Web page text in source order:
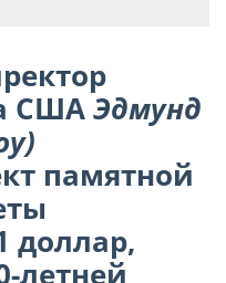
СШАЭдмунд
памятной
доллар,
летней